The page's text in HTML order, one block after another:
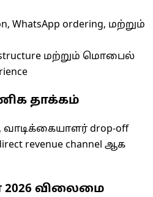
WhatsApp ordering, மற்றும்
structure மற்றும் மொபைல்
தாக்கம்
வாடிக்கையாளர் drop-off
revenue channel ஆக
விலைமை